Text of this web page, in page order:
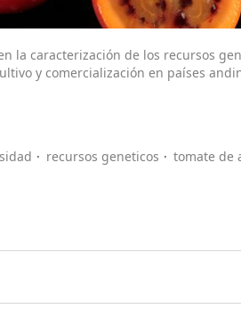
la caracterización de los recursos
y comercialización en países
recursos geneticos
tomate de